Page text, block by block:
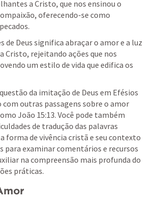
a Cristo, que nos ensinou o
oferecendo-se como
de Deus significa abraçar o amor e a luz
Cristo, rejeitando ações que nos
um estilo de vida que edifica os
da imitação de Deus em Efésios
outras passagens sobre o amor
João 15:13. Você pode também
de tradução das palavras
forma de vivência cristã e seu contexto
para examinar comentários e recursos
na compreensão mais profunda do
práticas.